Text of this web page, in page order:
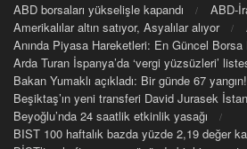
ABD borsaları yükselişle kapandı
ABD-
Amerikalılar altın satıyor, Asyalılar alıyor
Anında Piyasa Hareketleri: En Güncel
Arda Turan İspanya’da ‘vergi yüzsüzleri’
Bakan Yumaklı açıkladı: Bir günde 67 yangın!
Beşiktaş’ın yeni transferi David Jurasek
Beyoğlu’nda 24 saatlik etkinlik yasağı
BIST 100 haftalık bazda yüzde 2,19 değer